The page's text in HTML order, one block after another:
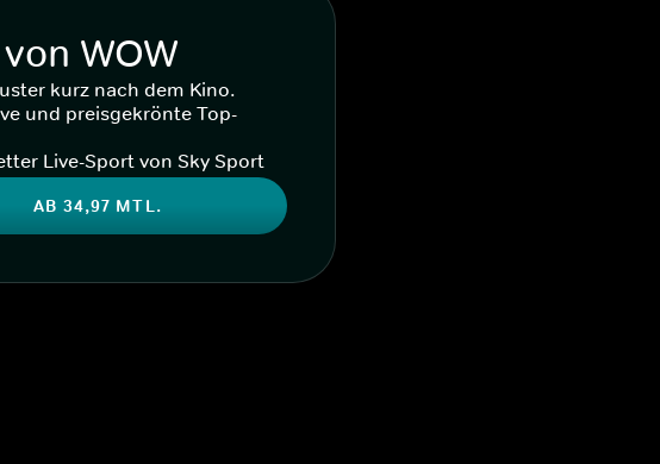
WOW
kurz nach dem Kino.
und preisgekrönte Top-
Live-Sport von Sky Sport
AB 34,97 MTL.